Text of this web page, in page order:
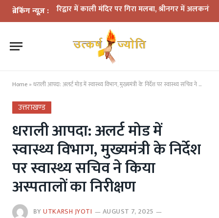
ब्रेकिंग न्यूज़ :
कहर: हरिद्वार में काली मंदिर पर गिरा मलबा, श्रीनगर में अलकनंदा का
Home » धराली आपदा: अलर्ट मोड में स्वास्थ्य विभाग, मुख्यमंत्री के निर्देश पर स्वास्थ्य सचिव ने किया अस्पतालों का निरीक्षण
उत्तराखण्ड
धराली आपदा: अलर्ट मोड में
स्वास्थ्य विभाग, मुख्यमंत्री के निर्देश
पर स्वास्थ्य सचिव ने किया
अस्पतालों का निरीक्षण
BYUTKARSH JYOTI
AUGUST 7, 2025